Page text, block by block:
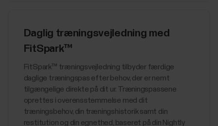
Daglig træningsvejledning med
FitSpark™
​​FitSpark™ træningsvejledning tilbyder færdige
daglige træningspas efter behov, der er nemt
tilgængelige direkte på dit ur. Træningspassene
oprettes i overensstemmelse med dit
træningsbehov, din træningshistorik samt din
restitution og din egnethed, baseret på din Nightly